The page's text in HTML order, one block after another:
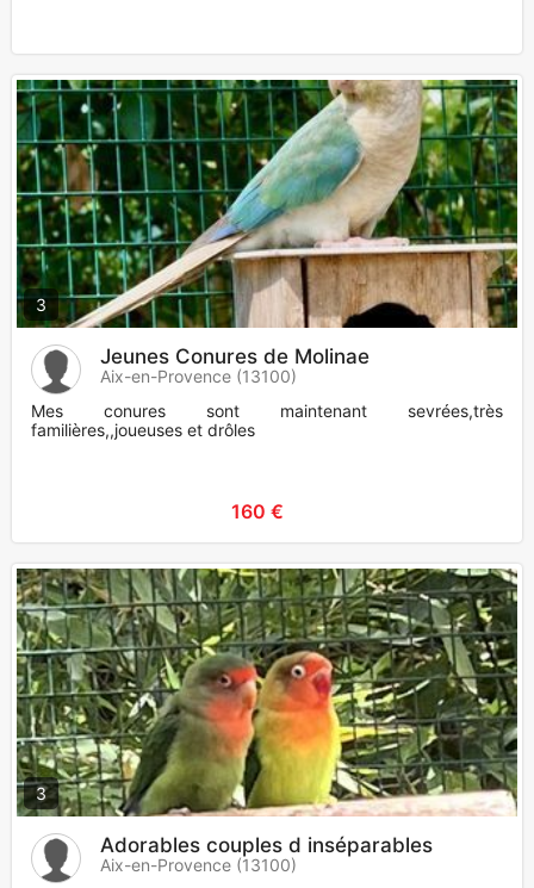
3
Jeunes Conures de Molinae
Aix-en-Provence (13100)
Mes conures sont maintenant sevrées,très
familières,,joueuses et drôles
160 €
3
Adorables couples d inséparables
Aix-en-Provence (13100)